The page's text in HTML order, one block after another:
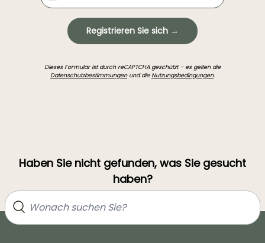
Registrieren Sie sich →
Dieses Formular ist durch reCAPTCHA geschützt – es gelten die
Datenschutzbestimmungenund dieNutzungsbedingungen.
Haben Sie nicht gefunden, was Sie gesucht
haben?